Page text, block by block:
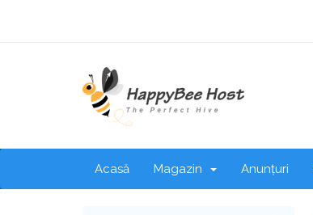
Acasă Magazin Anunțuri